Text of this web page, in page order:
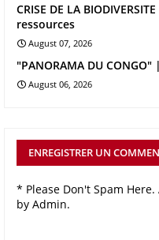
CRISE DE LA
ressources
August 07, 2026
"PANORAMA DU
August 06, 2026
ENREGISTRER UN
* Please Don't Spam
by Admin.